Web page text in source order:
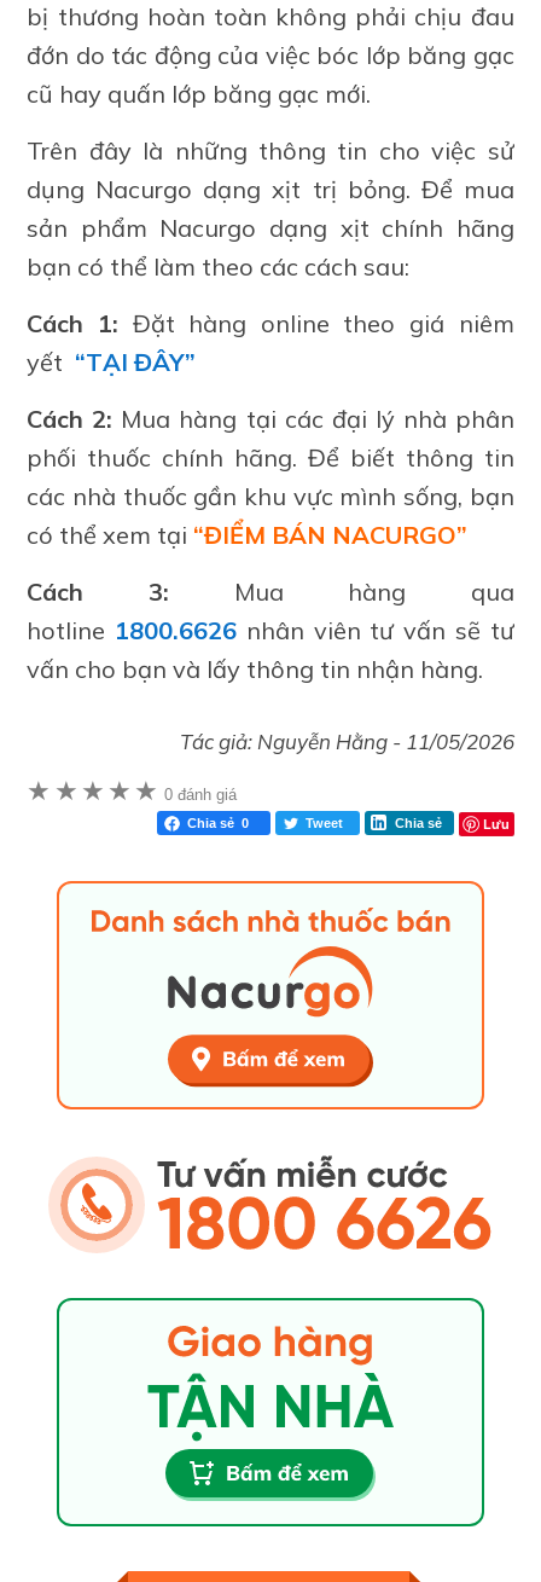
bị thương hoàn toàn không phải chịu đau
đớn do tác động của việc bóc lớp băng gạc
cũ hay quấn lớp băng gạc mới.
Trên đây là những thông tin cho việc sử
dụng Nacurgo dạng xịt trị bỏng. Để mua
sản phẩm Nacurgo dạng xịt chính hãng
bạn có thể làm theo các cách sau:
Cách 1: Đặt hàng online theo giá niêm
yết “TẠI ĐÂY”
Cách 2: Mua hàng tại các đại lý nhà phân
phối thuốc chính hãng. Để biết thông tin
các nhà thuốc gần khu vực mình sống, bạn
có thể xem tại “ĐIỂM BÁN NACURGO”
Cách 3: Mua hàng qua
hotline 1800.6626 nhân viên tư vấn sẽ tư
vấn cho bạn và lấy thông tin nhận hàng.
Tác giả: Nguyễn Hằng- 11/05/2026
★ ★ ★ ★ ★ 0 đánh giá
Chia sẻ 0 Tweet Chia sẻ Lưu